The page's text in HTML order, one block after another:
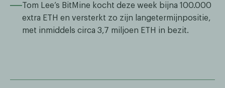
Tom Lee’s BitMine kocht deze week bijna 100.000
extra ETH en versterkt zo zijn lange­termijnpositie,
met inmiddels circa 3,7 miljoen ETH in bezit.